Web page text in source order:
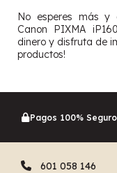
No esperes más y
Canon PIXMA
dinero y disfruta de
productos!
Pagos 100%
601 058 146